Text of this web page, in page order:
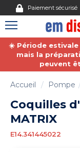
Paiement sécurisé
☀️ Période
mais la
peuvent
Accueil Pompe
Coquilles
MATRIX
E14.341445022
Gestion des cookies